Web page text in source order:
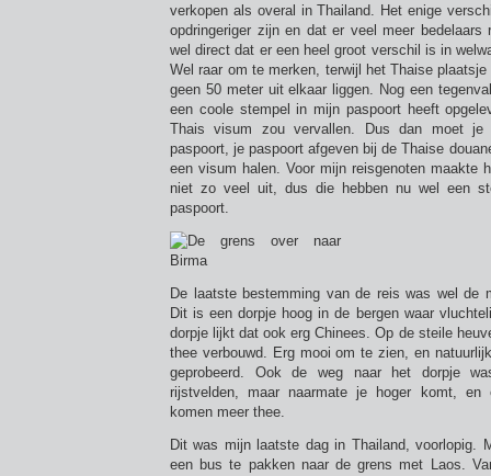
verkopen als overal in Thailand. Het enige
opdringeriger zijn en dat er veel meer
wel direct dat er een heel groot verschil is in
Wel raar om te merken, terwijl het Thaise
geen 50 meter uit elkaar liggen. Nog een
een coole stempel in mijn paspoort heeft
Thais visum zou vervallen. Dus dan moet
paspoort, je paspoort afgeven bij de Thaise
een visum halen. Voor mijn reisgenoten maakte
niet zo veel uit, dus die hebben nu wel een
paspoort.
De laatste bestemming van de reis was wel de
Dit is een dorpje hoog in de bergen waar
dorpje lijkt dat ook erg Chinees. Op de steile
thee verbouwd. Erg mooi om te zien, en
geprobeerd. Ook de weg naar het dorpje
rijstvelden, maar naarmate je hoger komt, en
komen meer thee.
Dit was mijn laatste dag in Thailand, voorlopig.
een bus te pakken naar de grens met Laos.